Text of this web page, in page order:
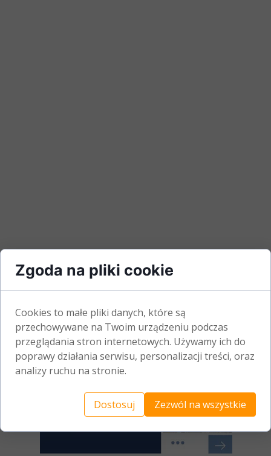
Zgoda na pliki cookie
Cookies to małe pliki danych, które są
przechowywane na Twoim urządzeniu podczas
przeglądania stron internetowych. Używamy ich do
poprawy działania serwisu, personalizacji treści, oraz
analizy ruchu na stronie.
Dostosuj Zezwól na wszystkie